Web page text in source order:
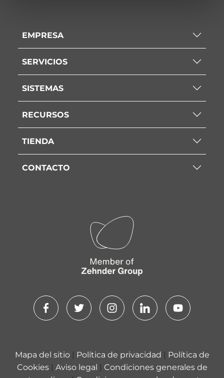
EMPRESA
SERVICIOS
SISTEMAS
RECURSOS
TIENDA
CONTACTO
Mapa del sitio Política de privacidad
Política de
Cookies
Aviso legal
Condiciones generales de